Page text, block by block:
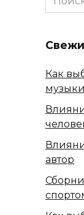
for:
Как
музыки
автор